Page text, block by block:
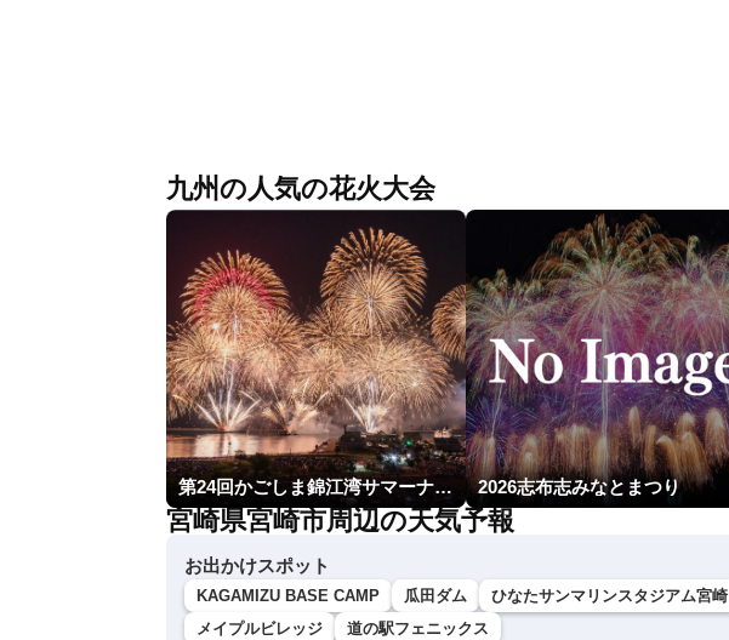
九州の人気の花火大会
第24回かごしま錦江湾サマーナイト大花火大会 2026志布志みなとまつり
宮崎県宮崎市周辺の天気予報
お出かけスポット
KAGAMIZU BASE CAMP 瓜田ダム ひなたサンマリンスタジアム宮崎
メイプルビレッジ
道の駅フェニックス